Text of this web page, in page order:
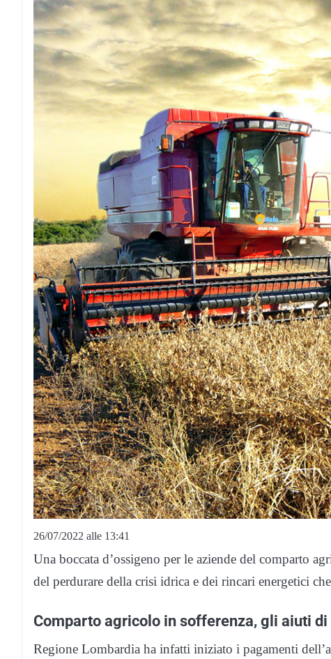
26/07/2022 alle 13:41
Una boccata d’ossigeno per le aziende del comparto
del perdurare della crisi idrica e dei rincari energetici
Comparto agricolo in sofferenza, gli aiuti
Regione Lombardia ha infatti iniziato i pagamenti